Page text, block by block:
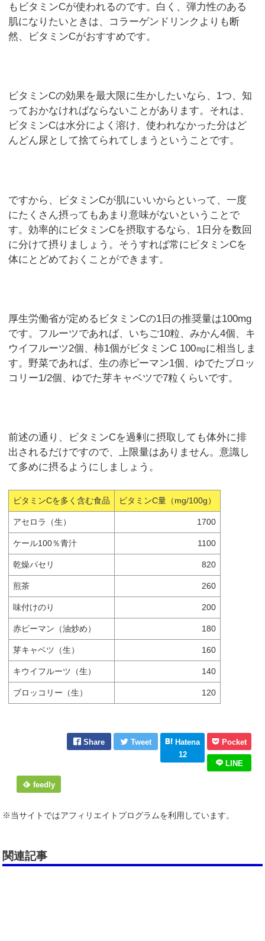
もビタミンCが使われるのです。白く、弾力性のある
肌になりたいときは、コラーゲンドリンクよりも断
然、ビタミンCがおすすめです。
ビタミンCの効果を最大限に生かしたいなら、1つ、知
っておかなければならないことがあります。それは、
ビタミンCは水分によく溶け、使われなかった分はど
んどん尿として捨てられてしまうということです。
ですから、ビタミンCが肌にいいからといって、一度
にたくさん摂ってもあまり意味がないということで
す。効率的にビタミンCを摂取するなら、1日分を数回
に分けて摂りましょう。そうすれば常にビタミンCを
体にとどめておくことができます。
厚生労働省が定めるビタミンCの1日の推奨量は100mg
です。フルーツであれば、いちご10粒、みかん4個、キ
ウイフルーツ2個、柿1個がビタミンC 100㎎に相当しま
す。野菜であれば、生の赤ピーマン1個、ゆでたブロッ
コリー1/2個、ゆでた芽キャベツで7粒くらいです。
前述の通り、ビタミンCを過剰に摂取しても体外に排
出されるだけですので、上限量はありません。意識し
て多めに摂るようにしましょう。
ビタミンCを多く含む食品 ビタミンC量（mg/100g）
アセロラ（生） 1700
ケール100％青汁 1100
乾燥パセリ 820
煎茶 260
味付けのり 200
赤ピーマン（油炒め） 180
芽キャベツ（生） 160
キウイフルーツ（生） 140
ブロッコリー（生） 120
Share Tweet
Hatena
12
Pocket
LINE
feedly
※当サイトではアフィリエイトプログラムを利用しています。
関連記事